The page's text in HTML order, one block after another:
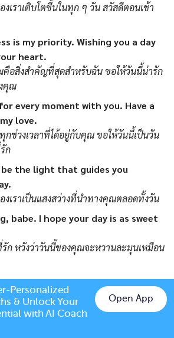
เราเติบโตขึ้นในทุก ๆ วัน สวัสดีตอนเช้า
is my priority. Wishing you a day
heart.
อสิ่งสำคัญที่สุดสำหรับฉัน ขอให้วันนี้น่ารัก
คุณ
every moment with you. Have a
love.
ช่วงเวลาที่ได้อยู่กับคุณ ขอให้วันนี้เป็นวัน
ก
be the light that guides you
งเราเป็นแสงสว่างที่นำทางคุณตลอดทั้งวัน
babe. I hope your day is as sweet
ก หวังว่าวันนี้ของคุณจะหวานละมุนเหมือน
with a smile, knowing that you are
ยยิ้ม พร้อมกับรู้ไว้ว่าคุณถูกรักอย่างสุดหัวใจ
warmest wishes for a day filled
Chat on LINE
Personalized
& Unlock Your
with AI Coach
Open App